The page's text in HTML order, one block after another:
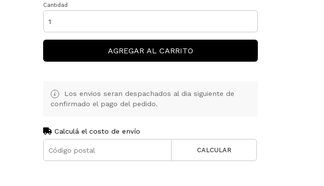
Cantidad
AGREGAR AL CARRITO
Los envios seran despachados al dia siguiente de
confirmado el pago del pedido.
Calculá el costo de envío
CALCULAR